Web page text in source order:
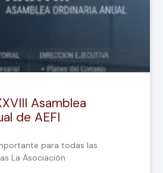
Asamblea
de AEFI
para todas las
La Asociación